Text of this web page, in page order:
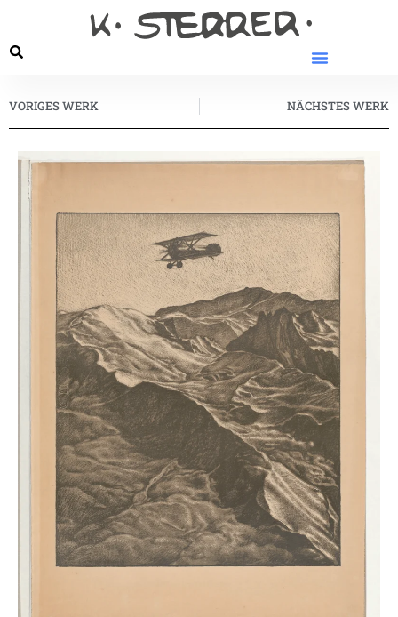
VORIGES WERK NÄCHSTES WERK